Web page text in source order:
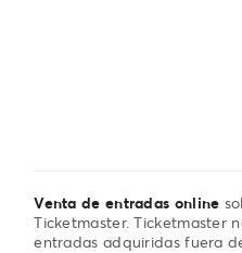
Venta de entradas online
Ticketmaster. Ticketmaster
entradas adquiridas fuera